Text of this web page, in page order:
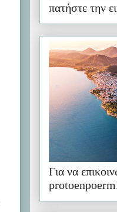
πατήστε την
Για να